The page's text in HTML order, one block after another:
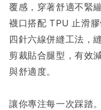
覆感，穿著舒適不緊繃
襪口搭配 TPU 止滑膠
四針六線併縫工法，
剪裁貼合腿型，有效
與舒適度。
讓你專注每一次踩踏。